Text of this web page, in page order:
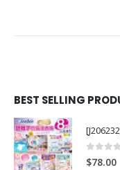
BEST SELLING
0out
$78.00